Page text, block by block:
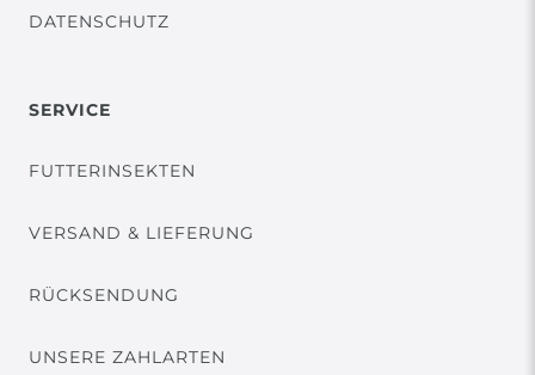
DATENSCHUTZ
SERVICE
FUTTERINSEKTEN
VERSAND & LIEFERUNG
RÜCKSENDUNG
UNSERE ZAHLARTEN